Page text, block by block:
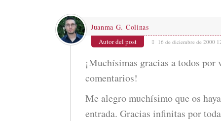
Juanma G. Colinas
Autor del post 16 de diciembre de 2000
¡Muchísimas gracias a todos por
comentarios!
Me alegro muchísimo que os
entrada. Gracias infinitas por